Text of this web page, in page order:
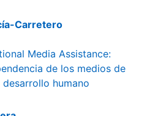
Carretero
Media Assistance:
de los medios de
humano